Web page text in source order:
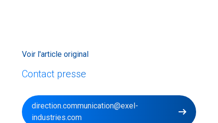
Voir l'article original
Contact presse
direction.communication@exel-
industries.com